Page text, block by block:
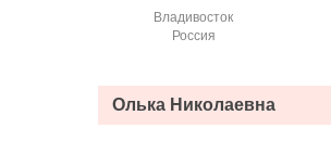
Владивосток
Россия
Олька Николаевна